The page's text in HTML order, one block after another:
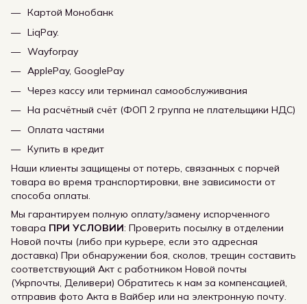
Картой Монобанк
LiqPay.
Wayforpay
ApplePay, GooglePay
Через кассу или терминал самообслуживания
На расчётный счёт (ФОП 2 группа не плательщики НДС)
Оплата частями
Купить в кредит
Наши клиенты защищены от потерь, связанных с порчей
товара во время транспортировки, вне зависимости от
способа оплаты.
Мы гарантируем полную оплату/замену испорченного
товара ПРИ УСЛОВИИ: Проверить посылку в отделении
Новой почты (либо при курьере, если это адресная
доставка) При обнаружении боя, сколов, трещин составить
соответствующий Акт с работником Новой почты
(Укрпочты, Деливери) Обратитесь к нам за компенсацией,
отправив фото Акта в Вайбер или на электронную почту.